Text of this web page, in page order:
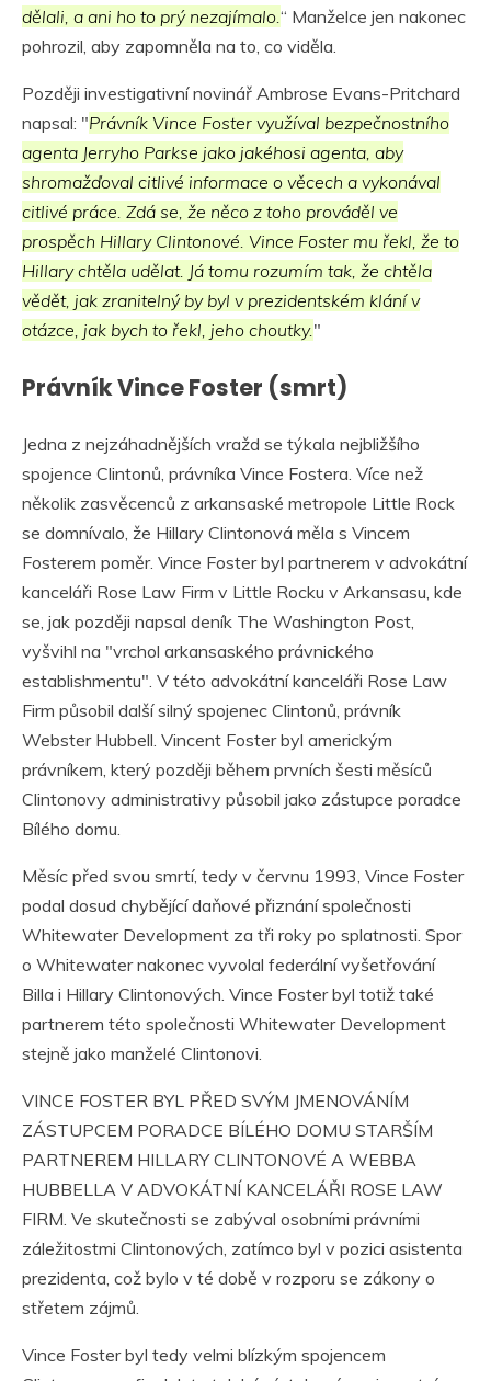
dělali, a ani ho to prý nezajímalo.“ Manželce jen nakonec
pohrozil, aby zapomněla na to, co viděla.
Později investigativní novinář Ambrose Evans-Pritchard
napsal: "Právník Vince Foster využíval bezpečnostního
agenta Jerryho Parkse jako jakéhosi agenta, aby
shromažďoval citlivé informace o věcech a vykonával
citlivé práce. Zdá se, že něco z toho prováděl ve
prospěch Hillary Clintonové. Vince Foster mu řekl, že to
Hillary chtěla udělat. Já tomu rozumím tak, že chtěla
vědět, jak zranitelný by byl v prezidentském klání v
otázce, jak bych to řekl, jeho choutky."
Právník Vince Foster (smrt)
Jedna z nejzáhadnějších vražd se týkala nejbližšího
spojence Clintonů, právníka Vince Fostera. Více než
několik zasvěcenců z arkansaské metropole Little Rock
se domnívalo, že Hillary Clintonová měla s Vincem
Fosterem poměr. Vince Foster byl partnerem v advokátní
kanceláři Rose Law Firm v Little Rocku v Arkansasu, kde
se, jak později napsal deník The Washington Post,
vyšvihl na "vrchol arkansaského právnického
establishmentu". V této advokátní kanceláři Rose Law
Firm působil další silný spojenec Clintonů, právník
Webster Hubbell. Vincent Foster byl americkým
právníkem, který později během prvních šesti měsíců
Clintonovy administrativy působil jako zástupce poradce
Bílého domu.
Měsíc před svou smrtí, tedy v červnu 1993, Vince Foster
podal dosud chybějící daňové přiznání společnosti
Whitewater Development za tři roky po splatnosti. Spor
o Whitewater nakonec vyvolal federální vyšetřování
Billa i Hillary Clintonových. Vince Foster byl totiž také
partnerem této společnosti Whitewater Development
stejně jako manželé Clintonovi.
VINCE FOSTER BYL PŘED SVÝM JMENOVÁNÍM
ZÁSTUPCEM PORADCE BÍLÉHO DOMU STARŠÍM
PARTNEREM HILLARY CLINTONOVÉ A WEBBA
HUBBELLA V ADVOKÁTNÍ KANCELÁŘI ROSE LAW
FIRM. Ve skutečnosti se zabýval osobními právními
záležitostmi Clintonových, zatímco byl v pozici asistenta
prezidenta, což bylo v té době v rozporu se zákony o
střetem zájmů.
Vince Foster byl tedy velmi blízkým spojencem